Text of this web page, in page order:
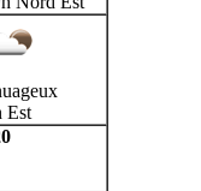
Est